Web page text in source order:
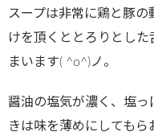
スープは非常に鶏と豚
けを頂くととろりとし
まいます( ^o^)ノ。
醤油の塩気が濃く、塩っ
きは味を薄めにしても